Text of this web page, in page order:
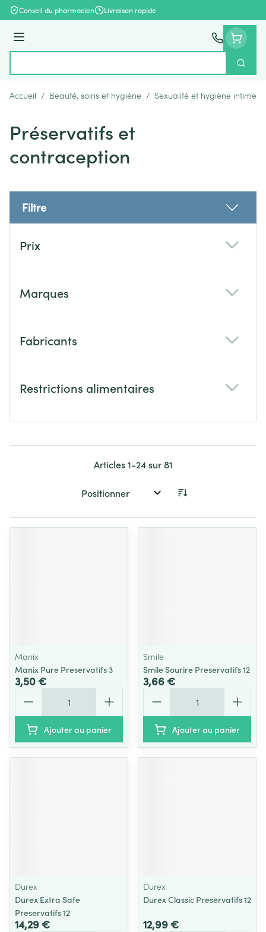
Aller au contenu
Conseil du pharmacien Livraison rapide
Menu
Accueil / Beauté, soins et hygiène / Sexualité et hygiène intime
Préservatifs et
contraception
Filtre
Prix
Marques
Fabricants
Restrictions alimentaires
Articles1-24sur81
Trier par:
Manix
Manix Pure Preservatifs 3
3,50 €
Ajouter au panier
Smile
Smile Sourire Preservatifs 12
3,66 €
Ajouter au panier
Durex
Durex Extra Safe
Preservatifs 12
14,29 €
Durex
Durex Classic Preservatifs 12
12,99 €